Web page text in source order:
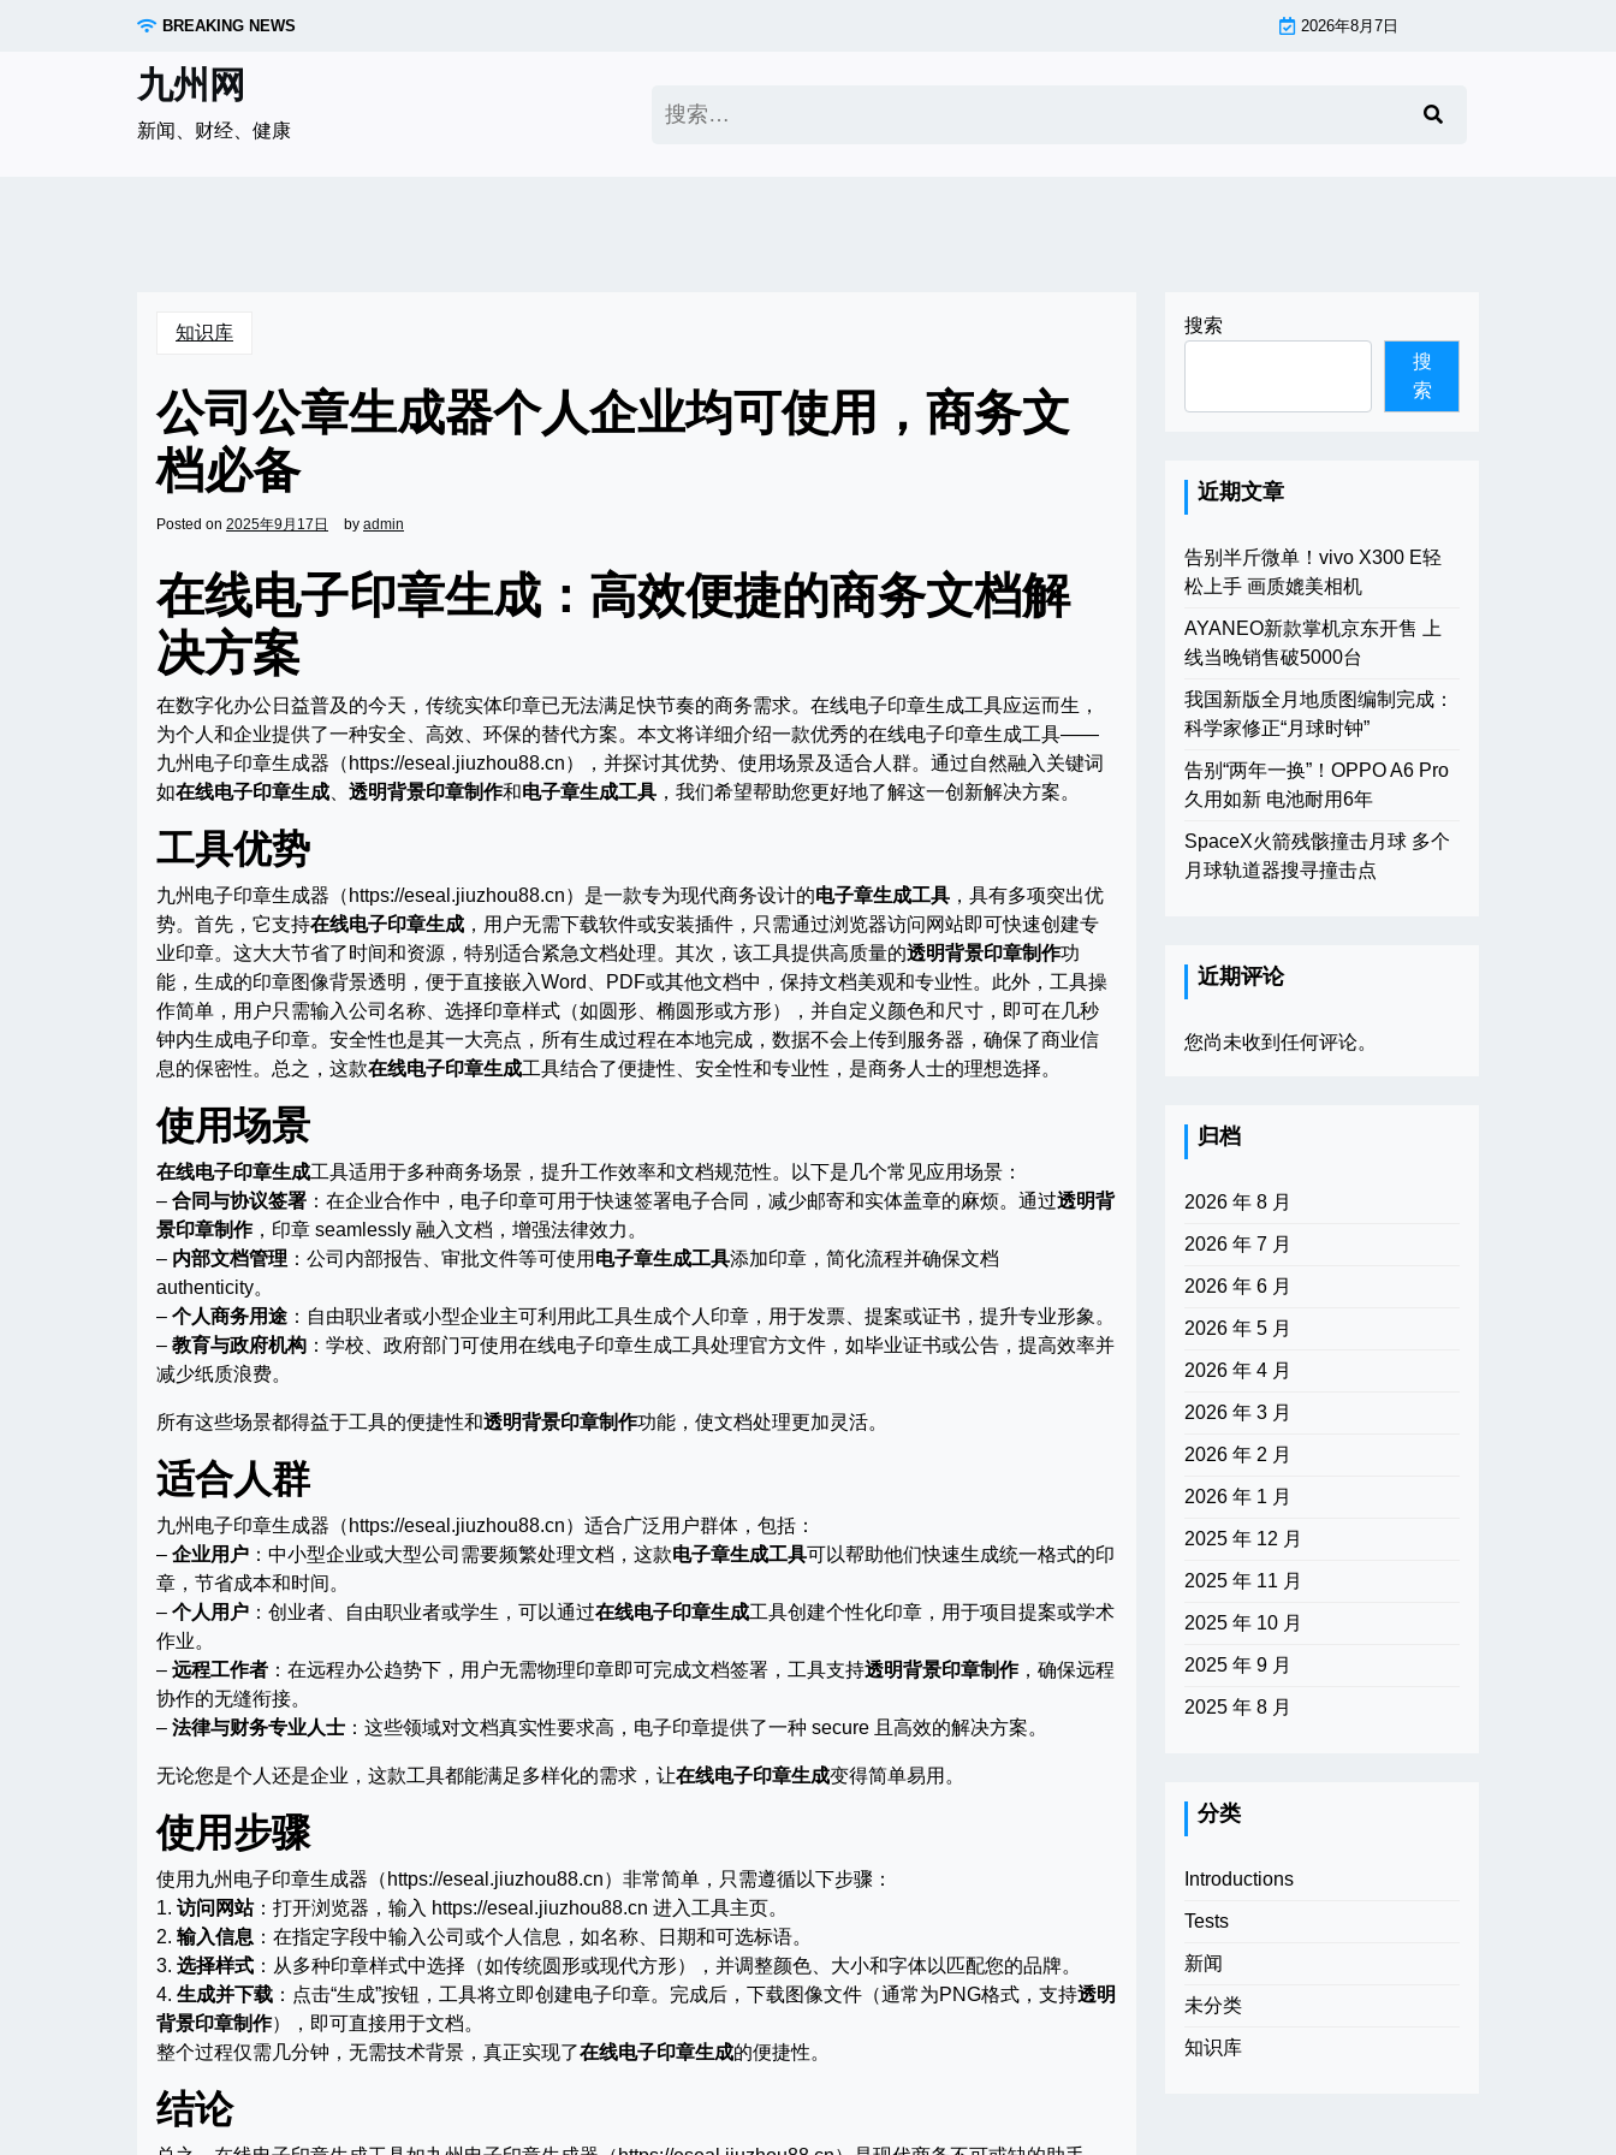
BREAKING NEWS 2026年8月7日
九州网
新闻、财经、健康
索：
知识库
公司公章生成器个人企业均可使用，商务文
档必备
Posted on 2025年9月17日 by admin
在线电子印章生成：高效便捷的商务文档解
决方案
在数字化办公日益普及的今天，传统实体印章已无法满足快节奏的商务需求。在线电子印章生成工具应运而生，
为个人和企业提供了一种安全、高效、环保的替代方案。本文将详细介绍一款优秀的在线电子印章生成工具——
九州电子印章生成器（https://eseal.jiuzhou88.cn），并探讨其优势、使用场景及适合人群。通过自然融入关键词
如在线电子印章生成 透明背景印章制作和电子章生成工具 ，我们希望帮助您更好地了解这一创新解决方案。
工具优势
九州电子印章生成器（https://eseal.jiuzhou88.cn）是一款专为现代商务设计的电子章生成工具 ，具有多项突出优
势。首先，它支持在线电子印章生成 ，用户无需下载软件或安装插件，只需通过浏览器访问网站即可快速创建专
业印章。这大大节省了时间和资源，特别适合紧急文档处理。其次，该工具提供高质量的透明背景印章制作功
能，生成的印章图像背景透明，便于直接嵌入Word、PDF或其他文档中，保持文档美观和专业性。此外，工具操
作简单，用户只需输入公司名称、选择印章样式（如圆形、椭圆形或方形），并自定义颜色和尺寸，即可在几秒
钟内生成电子印章。安全性也是其一大亮点，所有生成过程在本地完成，数据不会上传到服务器，确保了商业信
息的保密性。总之，这款在线电子印章生成工具结合了便捷性、安全性和专业性，是商务人士的理想选择。
使用场景
在线电子印章生成工具适用于多种商务场景，提升工作效率和文档规范性。以下是几个常见应用场景：
– 合同与协议签署 ：在企业合作中，电子印章可用于快速签署电子合同，减少邮寄和实体盖章的麻烦。通过透明背
景印章制作，印章 seamlessly 融入文档，增强法律效力。
– 内部文档管理 ：公司内部报告、审批文件等可使用 电子章生成工具添加印章，简化流程并确保文档
authenticity。
– 个人商务用途 ：自由职业者或小型企业主可利用此工具生成个人印章，用于发票、提案或证书，提升专业形象。
– 教育与政府机构 ：学校、政府部门可使用在线电子印章生成工具处理官方文件，如毕业证书或公告，提高效率并
减少纸质浪费。
所有这些场景都得益于工具的便捷性和透明背景印章制作功能，使文档处理更加灵活。
适合人群
九州电子印章生成器（https://eseal.jiuzhou88.cn）适合广泛用户群体，包括：
– 企业用户 ：中小型企业或大型公司需要频繁处理文档，这款电子章生成工具可以帮助他们快速生成统一格式的印
章，节省成本和时间。
– 个人用户 ：创业者、自由职业者或学生，可以通过在线电子印章生成工具创建个性化印章，用于项目提案或学术
作业。
– 远程工作者 ：在远程办公趋势下，用户无需物理印章即可完成文档签署，工具支持透明背景印章制作，确保远程
协作的无缝衔接。
– 法律与财务专业人士 ：这些领域对文档真实性要求高，电子印章提供了一种 secure 且高效的解决方案。
无论您是个人还是企业，这款工具都能满足多样化的需求，让在线电子印章生成变得简单易用。
使用步骤
使用九州电子印章生成器（https://eseal.jiuzhou88.cn）非常简单，只需遵循以下步骤：
1. 访问网站：打开浏览器，输入 https://eseal.jiuzhou88.cn 进入工具主页。
2. 输入信息 ：在指定字段中输入公司或个人信息，如名称、日期和可选标语。
3. 选择样式 ：从多种印章样式中选择（如传统圆形或现代方形），并调整颜色、大小和字体以匹配您的品牌。
4. 生成并下载 ：点击“生成”按钮，工具将立即创建电子印章。完成后，下载图像文件（通常为PNG格式，支持透明
背景印章制作），即可直接用于文档。
整个过程仅需几分钟，无需技术背景，真正实现了在线电子印章生成的便捷性。
结论
搜索
搜
索
近期文章
告别半斤微单！vivo X300 E轻
松上手 画质媲美相机
AYANEO新款掌机京东开售 上
线当晚销售破5000台
我国新版全月地质图编制完成：
科学家修正“月球时钟”
告别“两年一换”！OPPO A6 Pro
久用如新 电池耐用6年
SpaceX火箭残骸撞击月球 多个
月球轨道器搜寻撞击点
近期评论
您尚未收到任何评论。
归档
2026 年 8 月
2026 年 7 月
2026 年 6 月
2026 年 5 月
2026 年 4 月
2026 年 3 月
2026 年 2 月
2026 年 1 月
2025 年 12 月
2025 年 11 月
2025 年 10 月
2025 年 9 月
2025 年 8 月
分类
Introductions
Tests
新闻
未分类
知识库